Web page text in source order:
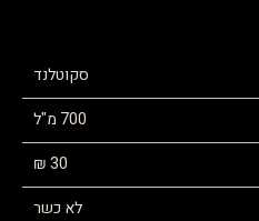
סקוטלנד
700 מ"ל
30 ₪
לא כשר